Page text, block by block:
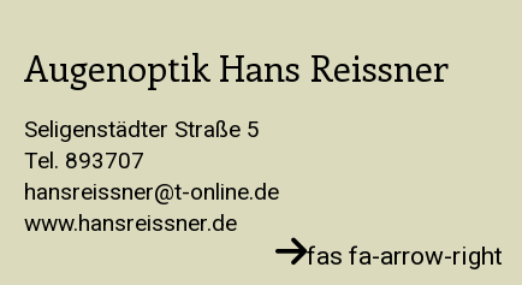
Augenoptik Hans Reissner
Seligenstädter Straße 5
Tel. 893707
hansreissner@t-online.de
www.hansreissner.de
fas fa-arrow-right